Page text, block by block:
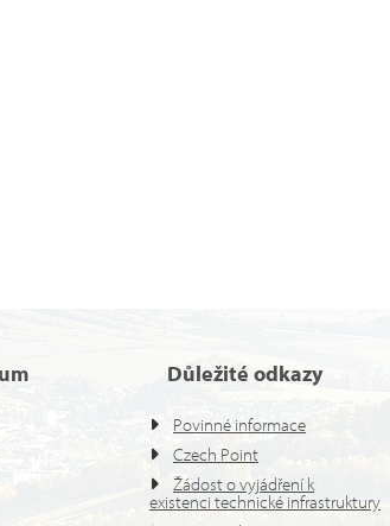
Důležité odkazy
Povinné informace
Czech Point
Žádost o vyjádření k
existenci technické infrastruktury